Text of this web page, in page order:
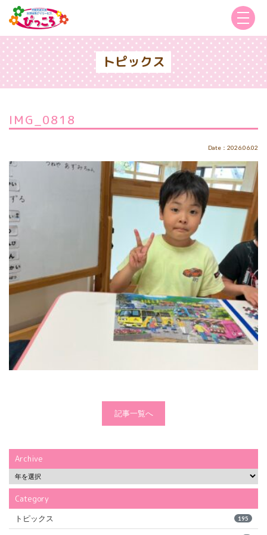
トピックス
IMG_0818
Date：2026.06.02
記事一覧へ
Archive
Category
トピックス 195